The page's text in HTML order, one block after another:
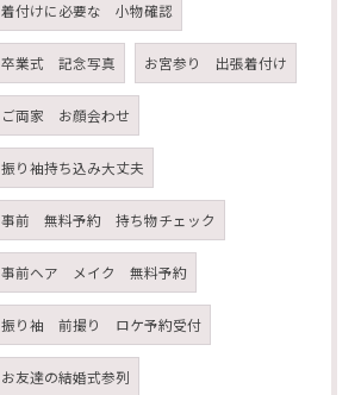
着付けに必要な 小物確認
卒業式 記念写真 お宮参り 出張着付け
ご両家 お顔会わせ
振り袖持ち込み大丈夫
事前 無料予約 持ち物チェック
事前ヘア メイク 無料予約
振り袖 前撮り ロケ予約受付
お友達の結婚式参列